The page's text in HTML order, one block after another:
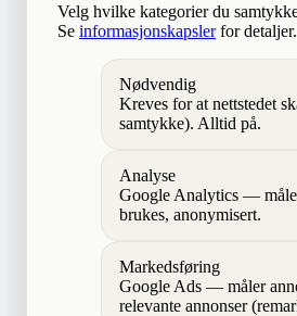
Velg hvilke kategorier du
Se informasjonskapslerfor detaljer.
Nødvendig
Kreves for at nettstedet
samtykke). Alltid på.
Analyse
Google Analytics —
brukes, anonymisert.
Markedsføring
Google Ads — måler
relevante annonser